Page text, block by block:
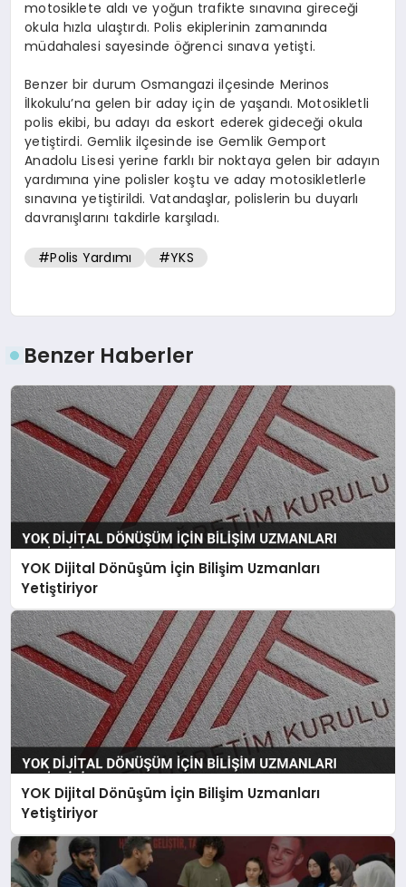
motosiklete aldı ve yoğun trafikte sınavına gireceği
okula hızla ulaştırdı. Polis ekiplerinin zamanında
müdahalesi sayesinde öğrenci sınava yetişti.
Benzer bir durum Osmangazi ilçesinde Merinos
İlkokulu’na gelen bir aday için de yaşandı. Motosikletli
polis ekibi, bu adayı da eskort ederek gideceği okula
yetiştirdi. Gemlik ilçesinde ise Gemlik Gemport
Anadolu Lisesi yerine farklı bir noktaya gelen bir adayın
yardımına yine polisler koştu ve aday motosikletlerle
sınavına yetiştirildi. Vatandaşlar, polislerin bu duyarlı
davranışlarını takdirle karşıladı.
#Polis Yardımı #YKS
Benzer Haberler
YOK Dijital Dönüşüm İçin Bilişim Uzmanları
Yetiştiriyor
YOK Dijital Dönüşüm İçin Bilişim Uzmanları
Yetiştiriyor